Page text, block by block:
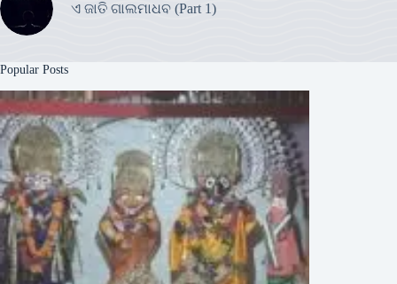
ଏ ଜାତି ଗାଲମାଧବ (Part 1)
Popular Posts